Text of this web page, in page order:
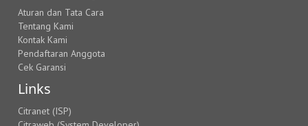
Aturan dan Tata Cara
Tentang Kami
Kontak Kami
Pendaftaran Anggota
Cek Garansi
Links
Citranet (ISP)